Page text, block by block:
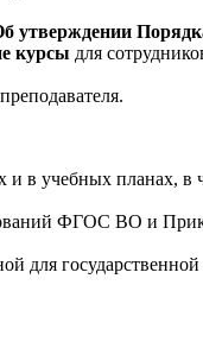
утверждении
курсы для
в учебных планах, в
ФГОС ВО и